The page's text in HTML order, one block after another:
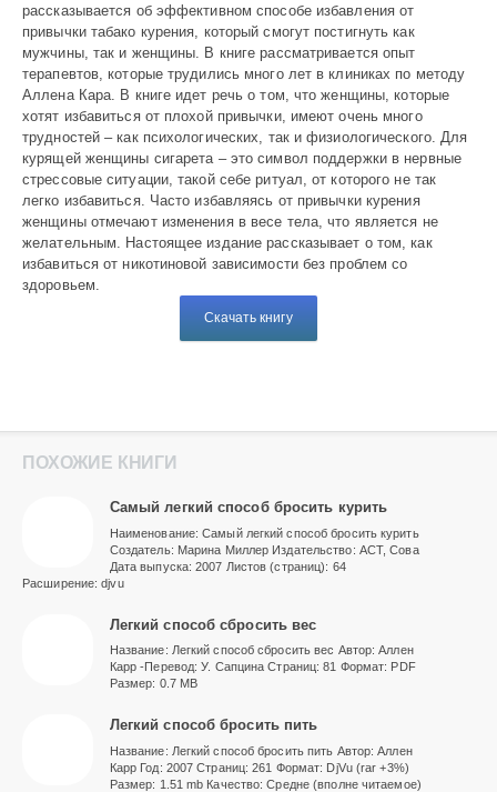
рассказывается об эффективном способе избавления от
привычки табако курения, который смогут постигнуть как
мужчины, так и женщины. В книге рассматривается опыт
терапевтов, которые трудились много лет в клиниках по методу
Аллена Кара. В книге идет речь о том, что женщины, которые
хотят избавиться от плохой привычки, имеют очень много
трудностей – как психологических, так и физиологического. Для
курящей женщины сигарета – это символ поддержки в нервные
стрессовые ситуации, такой себе ритуал, от которого не так
легко избавиться. Часто избавляясь от привычки курения
женщины отмечают изменения в весе тела, что является не
желательным. Настоящее издание рассказывает о том, как
избавиться от никотиновой зависимости без проблем со
здоровьем.
Скачать книгу
ПОХОЖИЕ КНИГИ
Самый легкий способ бросить курить
Наименование: Самый легкий способ бросить курить
Создатель: Марина Миллер Издательство: АСТ, Сова
Дата выпуска: 2007 Листов (страниц): 64
Расширение: djvu
Легкий способ сбросить вес
Название: Легкий способ сбросить вес Автор: Аллен
Карр -Перевод: У. Сапцина Страниц: 81 Формат: PDF
Размер: 0.7 MB
Легкий способ бросить пить
Название: Легкий способ бросить пить Автор: Аллен
Карр Год: 2007 Страниц: 261 Формат: DjVu (rar +3%)
Размер: 1.51 mb Качество: Средне (вполне читаемое)